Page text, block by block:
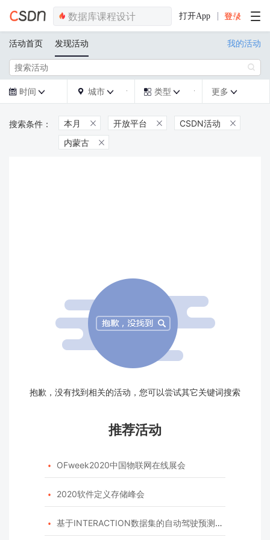
打开App
活动首页 发现活动 我的活动

 时间   城市   类型  更多 
本月  开放平台  CSDN活动 
内蒙古 
抱歉，没有找到相关的活动，您可以尝试其它关键词搜索
推荐活动
 OFweek2020中国物联网在线展会
 2020软件定义存储峰会
 基于INTERACTION数据集的自动驾驶预测模型挑战赛